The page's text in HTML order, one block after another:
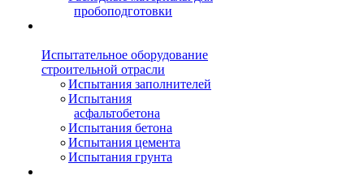
пробоподготовки
Испытательное оборудование
строительной отрасли
Испытания заполнителей
Испытания
асфальтобетона
Испытания бетона
Испытания цемента
Испытания грунта